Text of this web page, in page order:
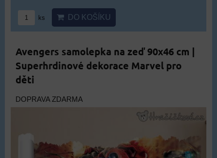
ks DO KOŠÍKU
Avengers samolepka na zeď 90x46 cm |
Superhrdinové dekorace Marvel pro
děti
DOPRAVA ZDARMA